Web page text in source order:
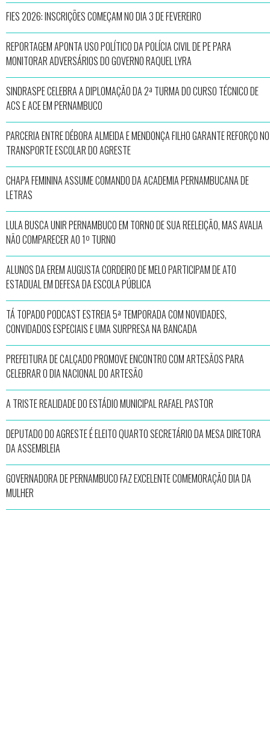
FIES 2026: INSCRIÇÕES COMEÇAM NO DIA 3 DE FEVEREIRO
REPORTAGEM APONTA USO POLÍTICO DA POLÍCIA CIVIL DE PE PARA
MONITORAR ADVERSÁRIOS DO GOVERNO RAQUEL LYRA
SINDRASPE CELEBRA A DIPLOMAÇÃO DA 2ª TURMA DO CURSO TÉCNICO DE
ACS E ACE EM PERNAMBUCO
PARCERIA ENTRE DÉBORA ALMEIDA E MENDONÇA FILHO GARANTE REFORÇO NO
TRANSPORTE ESCOLAR DO AGRESTE
CHAPA FEMININA ASSUME COMANDO DA ACADEMIA PERNAMBUCANA DE
LETRAS
LULA BUSCA UNIR PERNAMBUCO EM TORNO DE SUA REELEIÇÃO, MAS AVALIA
NÃO COMPARECER AO 1º TURNO
ALUNOS DA EREM AUGUSTA CORDEIRO DE MELO PARTICIPAM DE ATO
ESTADUAL EM DEFESA DA ESCOLA PÚBLICA
TÁ TOPADO PODCAST ESTREIA 5ª TEMPORADA COM NOVIDADES,
CONVIDADOS ESPECIAIS E UMA SURPRESA NA BANCADA
PREFEITURA DE CALÇADO PROMOVE ENCONTRO COM ARTESÃOS PARA
CELEBRAR O DIA NACIONAL DO ARTESÃO
A TRISTE REALIDADE DO ESTÁDIO MUNICIPAL RAFAEL PASTOR
DEPUTADO DO AGRESTE É ELEITO QUARTO SECRETÁRIO DA MESA DIRETORA
DA ASSEMBLEIA
GOVERNADORA DE PERNAMBUCO FAZ EXCELENTE COMEMORAÇÃO DIA DA
MULHER